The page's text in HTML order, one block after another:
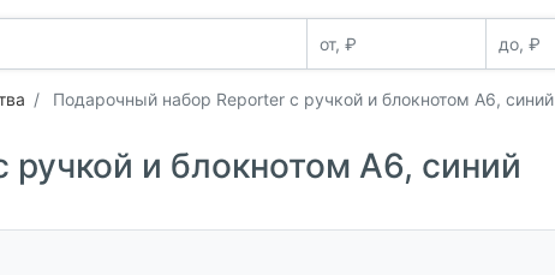
Подарочный набор Reporter с ручкой и блокнотом А6, синий
и блокнотом А6, синий